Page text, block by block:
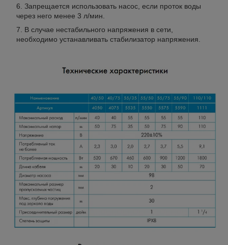
Запрещается использовать насос, если проток воды
через него менее 3 л/мин.
В случае нестабильного напряжения в сети,
необходимо устанавливать стабилизатор напряжения.